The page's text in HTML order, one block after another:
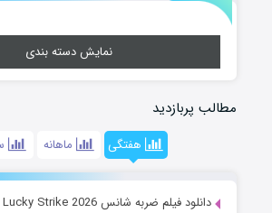
نمایش دسته بندی
مطالب پربازدید
هفتگی ماهانه
دانلود فیلم ضربه شانس Lucky Strike 2026